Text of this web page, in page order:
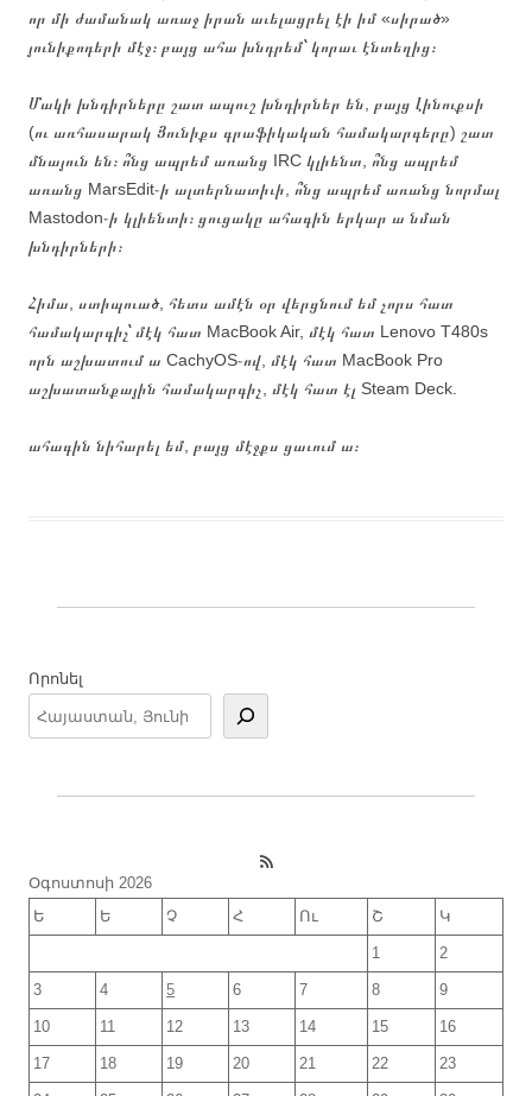
որ մի ժամանակ առաջ իրան աւելացրել էի իմ «սիրած»
յունիքոդերի մէջ։ բայց ահա խնդրեմ՝ կորաւ էնտեղից։
Մակի խնդիրները շատ ապուշ խնդիրներ են, բայց Լինուքսի
(ու առհասարակ Յունիքս գրաֆիկական համակարգերը) շատ
մնայուն են։ ո՞նց ապրեմ առանց IRC կլիենտ, ո՞նց ապրեմ
առանց MarsEdit֊ի ալտերնատիւի, ո՞նց ապրեմ առանց նորմալ
Mastodon֊ի կլիենտի։ ցուցակը ահագին երկար ա նման
խնդիրների։
Հիմա, ստիպուած, հետս ամէն օր վերցնում եմ չորս հատ
համակարգիչ՝ մէկ հատ MacBook Air, մէկ հատ Lenovo T480s
որն աշխատում ա CachyOS֊ով, մէկ հատ MacBook Pro
աշխատանքային համակարգիչ, մէկ հատ էլ Steam Deck.
ահագին նիհարել եմ, բայց մէջքս ցաւում ա։
Որոնել
RSS Feed
Օգոստոսի 2026
Ե
Ե Չ Հ Ու Շ Կ
1 2
3 4 5 6 7 8 9
10 11 12 13 14 15 16
17 18 19 20 21 22 23